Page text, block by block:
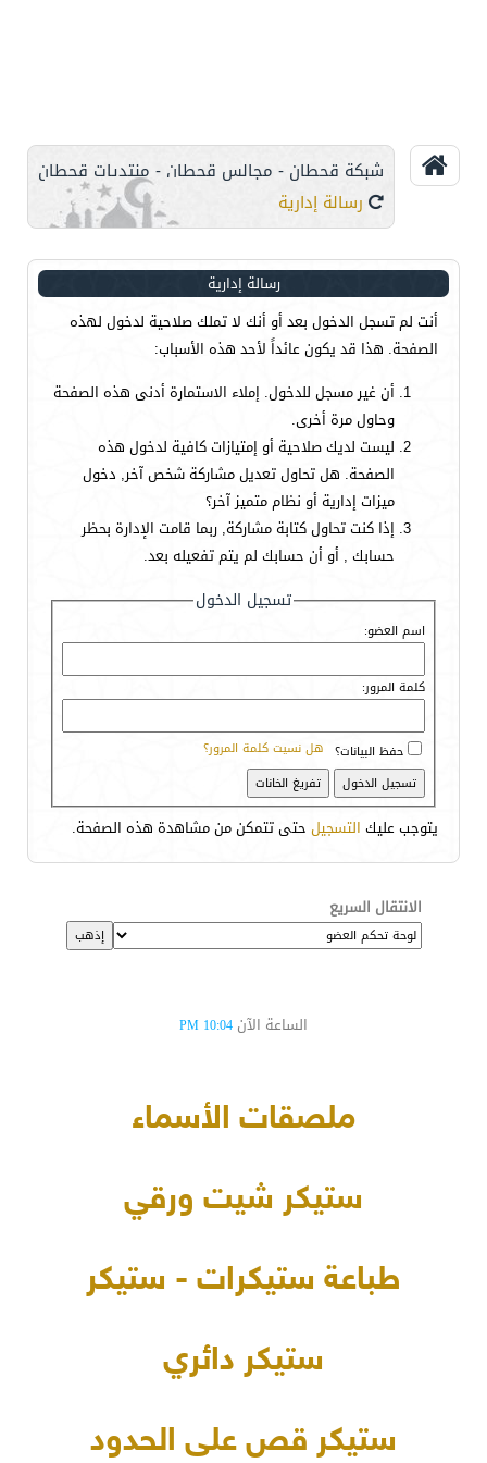
شبكة قحطان - مجالس قحطان - منتديات قحطان
رسالة إدارية
رسالة إدارية
أنت لم تسجل الدخول بعد أو أنك لا تملك صلاحية لدخول لهذه
الصفحة. هذا قد يكون عائداً لأحد هذه الأسباب:
أن غير مسجل للدخول. إملاء الاستمارة أدنى هذه الصفحة
وحاول مرة أخرى.
ليست لديك صلاحية أو إمتيازات كافية لدخول هذه
الصفحة. هل تحاول تعديل مشاركة شخص آخر, دخول
ميزات إدارية أو نظام متميز آخر؟
إذا كنت تحاول كتابة مشاركة, ربما قامت الإدارة بحظر
حسابك , أو أن حسابك لم يتم تفعيله بعد.
تسجيل الدخول
اسم العضو:
كلمة المرور:
هل نسيت كلمة المرور؟ حفظ البيانات؟
يتوجب عليك التسجيل حتى تتمكن من مشاهدة هذه الصفحة.
الانتقال السريع
الساعة الآن 10:04 PM
ملصقات الأسماء
ستيكر شيت ورقي
طباعة ستيكرات - ستيكر
ستيكر دائري
ستيكر قص على الحدود